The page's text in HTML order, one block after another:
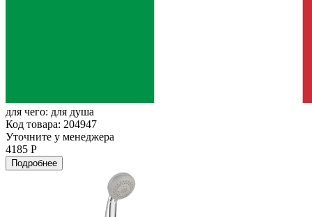
для чего: для душа
Код товара: 204947
Уточните у менеджера
4185 Р
Подробнее